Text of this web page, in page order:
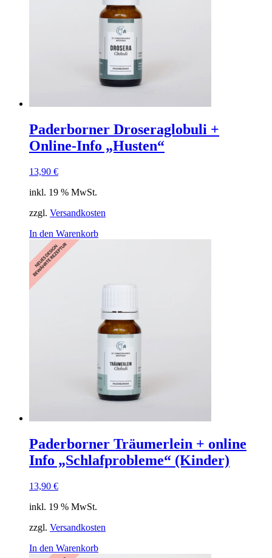
Paderborner Droseraglobuli +
Online-Info „Husten“
13,90 €
inkl. 19 % MwSt.
zzgl. Versandkosten
In den Warenkorb
Paderborner Träumerlein + online
Info „Schlafprobleme“ (Kinder)
13,90 €
inkl. 19 % MwSt.
zzgl. Versandkosten
In den Warenkorb